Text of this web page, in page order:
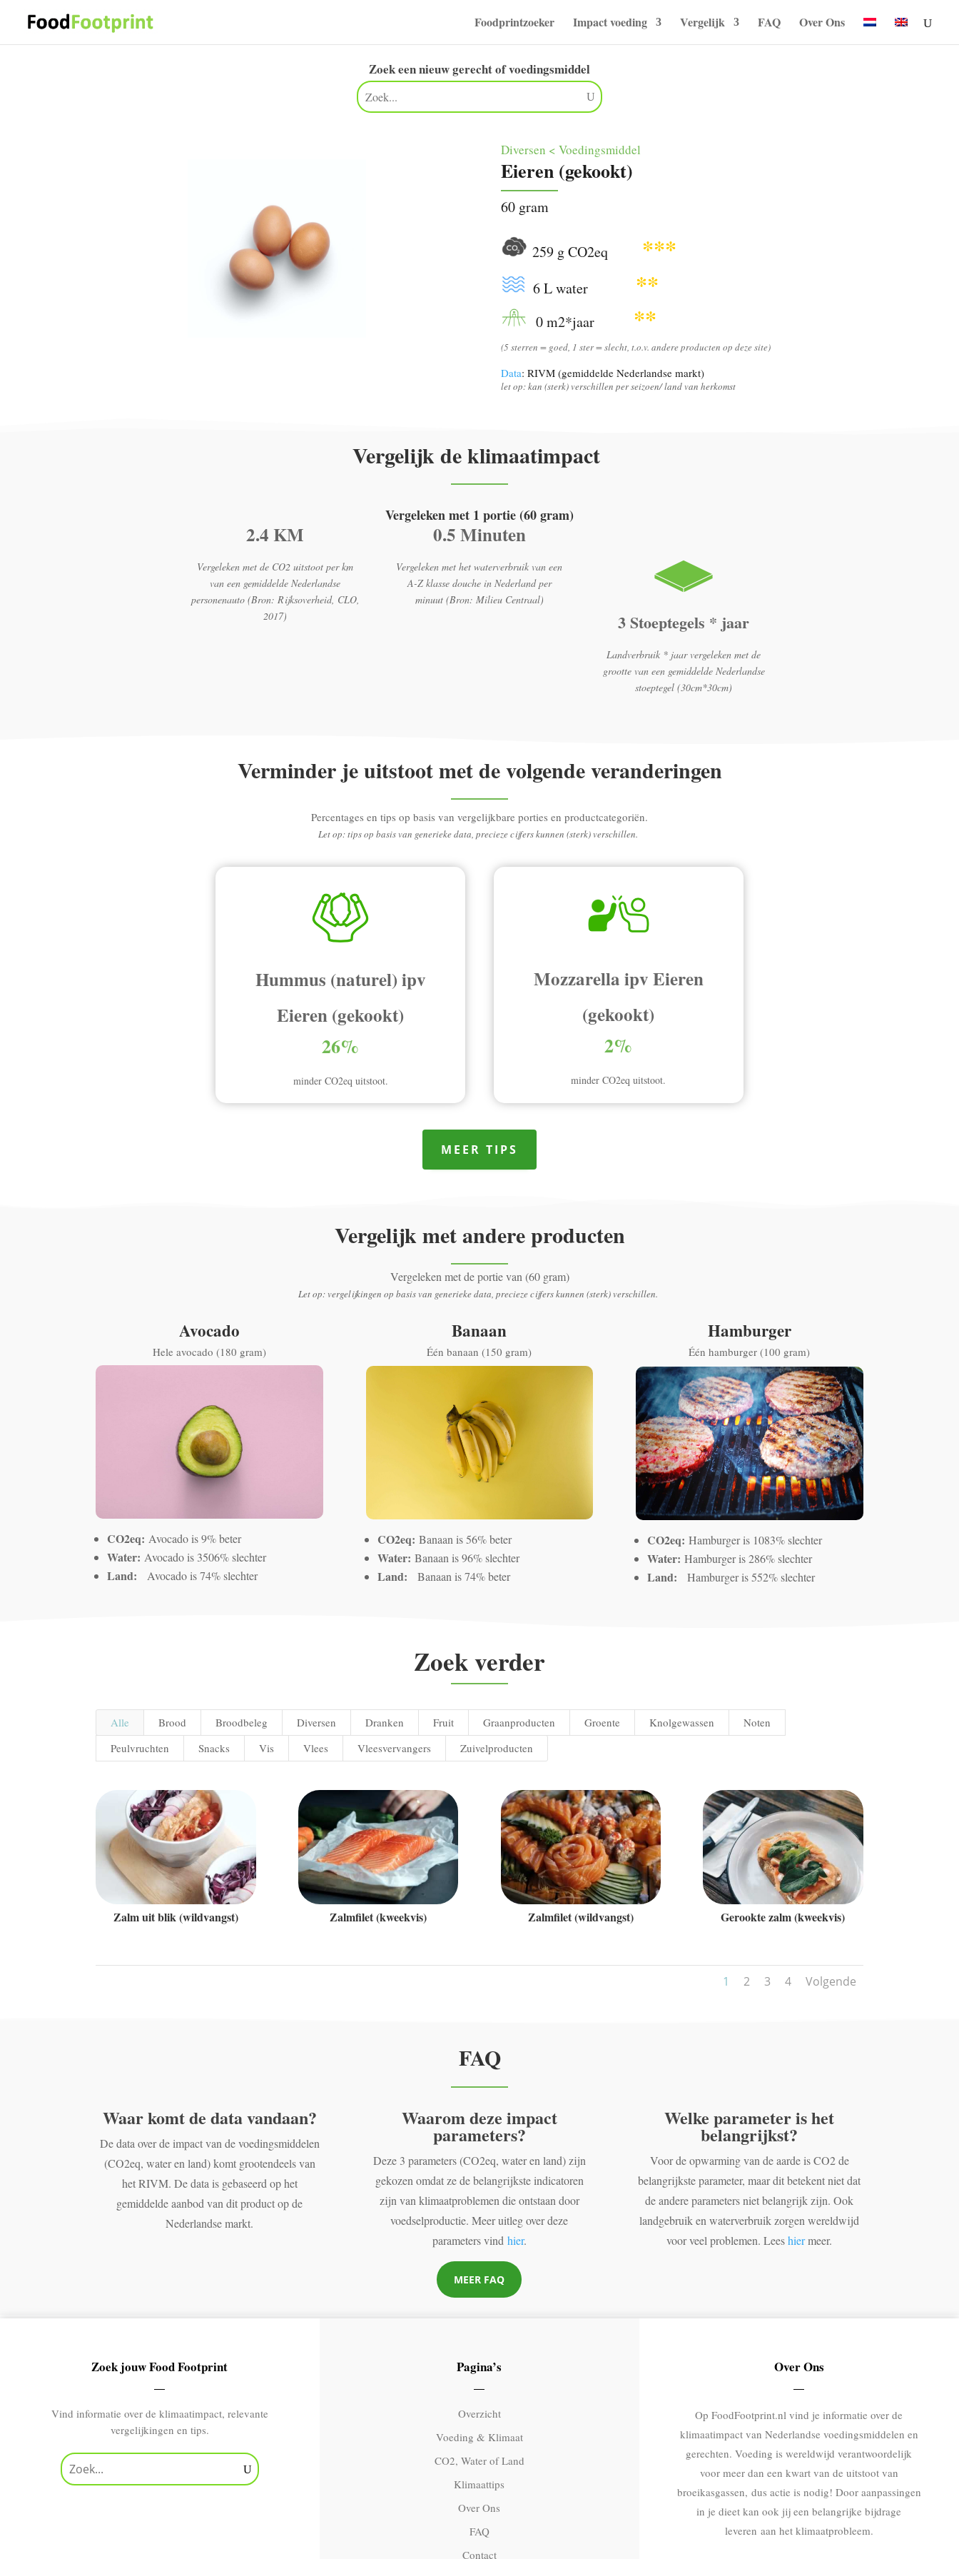
Foodprintzoeker Impact voeding Vergelijk FAQ Over Ons
Zoek een nieuw gerecht of voedingsmiddel
Diversen < Voedingsmiddel
Eieren (gekookt)
60 gram
259 g CO2eq ***
6 L water **
0 m2*jaar **
(5 sterren = goed, 1 ster = slecht, t.o.v. andere producten op deze site)
Data: RIVM (gemiddelde Nederlandse markt)
let op: kan (sterk) verschillen per seizoen/ land van herkomst
Vergelijk de klimaatimpact
Vergeleken met 1 portie (60 gram)
2.4 KM
Vergeleken met de CO2 uitstoot per km
van een gemiddelde Nederlandse
personenauto (Bron: Rijksoverheid, CLO,
2017)
0.5 Minuten
Vergeleken met het waterverbruik van een
A-Z klasse douche in Nederland per
minuut (Bron: Milieu Centraal)
3 Stoeptegels * jaar
Landverbruik * jaar vergeleken met de
grootte van een gemiddelde Nederlandse
stoeptegel (30cm*30cm)
Verminder je uitstoot met de volgende veranderingen
Percentages en tips op basis van vergelijkbare porties en productcategoriën.
Let op: tips op basis van generieke data, precieze cijfers kunnen (sterk) verschillen.
Hummus (naturel) ipv
Eieren (gekookt)
26%
minder CO2eq uitstoot.
Mozzarella ipv Eieren
(gekookt)
2%
minder CO2eq uitstoot.
MEER TIPS
Vergelijk met andere producten
Vergeleken met de portie van (60 gram)
Let op: vergelijkingen op basis van generieke data, precieze cijfers kunnen (sterk) verschillen.
Avocado
Hele avocado (180 gram)
CO2eq:Avocado is 9% beter
Water:Avocado is 3506% slechter
Land:Avocado is 74% slechter
Banaan
Één banaan (150 gram)
CO2eq: Banaan is 56% beter
Water: Banaan is 96% slechter
Land: Banaan is 74% beter
Hamburger
Één hamburger (100 gram)
CO2eq: Hamburger is 1083% slechter
Water: Hamburger is 286% slechter
Land: Hamburger is 552% slechter
Zoek verder
Alle Brood Broodbeleg Diversen Dranken Fruit Graanproducten Groente Knolgewassen
Noten
Peulvruchten
Snacks Vis Vlees Vleesvervangers Zuivelproducten
Zalm uit blik (wildvangst) Zalmfilet (kweekvis) Zalmfilet (wildvangst) Gerookte zalm (kweekvis)
1 2 3 4 Volgende
FAQ
Waar komt de data vandaan?
De data over de impact van de voedingsmiddelen
(CO2eq, water en land) komt grootendeels van
het RIVM. De data is gebaseerd op het
gemiddelde aanbod van dit product op de
Nederlandse markt.
Waarom deze impact
parameters?
Deze 3 parameters (CO2eq, water en land) zijn
gekozen omdat ze de belangrijkste indicatoren
zijn van klimaatproblemen die ontstaan door
voedselproductie. Meer uitleg over deze
parameters vind hier.
Welke parameter is het
belangrijkst?
Voor de opwarming van de aarde is CO2 de
belangrijkste parameter, maar dit betekent niet dat
de andere parameters niet belangrijk zijn. Ook
landgebruik en waterverbruik zorgen wereldwijd
voor veel problemen. Leeshiermeer.
MEER FAQ
Zoek jouw Food Footprint
Vind informatie over de klimaatimpact, relevante
vergelijkingen en tips.
Pagina’s
Overzicht
Voeding & Klimaat
CO2, Water of Land
Klimaattips
Over Ons
FAQ
Contact
Over Ons
Op FoodFootprint.nl vind je informatie over de
klimaatimpact van Nederlandse voedingsmiddelen en
gerechten. Voeding is wereldwijd verantwoordelijk
voor meer dan een kwart van de uitstoot van
broeikasgassen, dus actie is nodig! Door aanpassingen
in je dieet kan ook jij een belangrijke bijdrage
leveren aan het klimaatprobleem.